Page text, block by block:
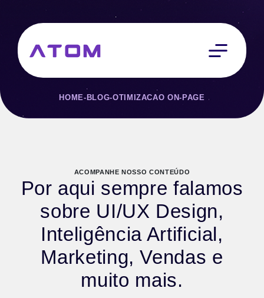
HOME- BLOG-OTIMIZACAO ON-PAGE
ACOMPANHE NOSSO CONTEÚDO
Por aqui sempre falamos
sobre UI/UX Design,
Inteligência Artificial,
Marketing, Vendas e
muito mais.